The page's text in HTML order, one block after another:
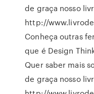
de graça nosso
http://
Conheça outras
que é Design
Quer saber mais
de graça nosso